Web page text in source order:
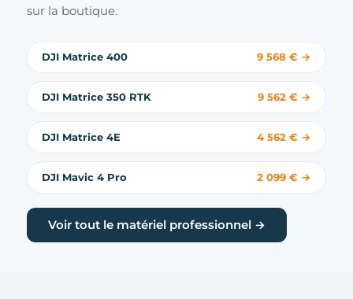
sur la boutique.
DJI Matrice 400 9 568 € →
DJI Matrice 350 RTK 9 562 € →
DJI Matrice 4E 4 562 € →
DJI Mavic 4 Pro 2 099 € →
Voir tout le matériel professionnel →